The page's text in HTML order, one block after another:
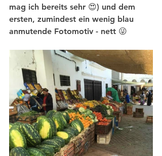
mag ich bereits sehr 😍) und dem
ersten, zumindest ein wenig blau
anmutende Fotomotiv - nett 😜